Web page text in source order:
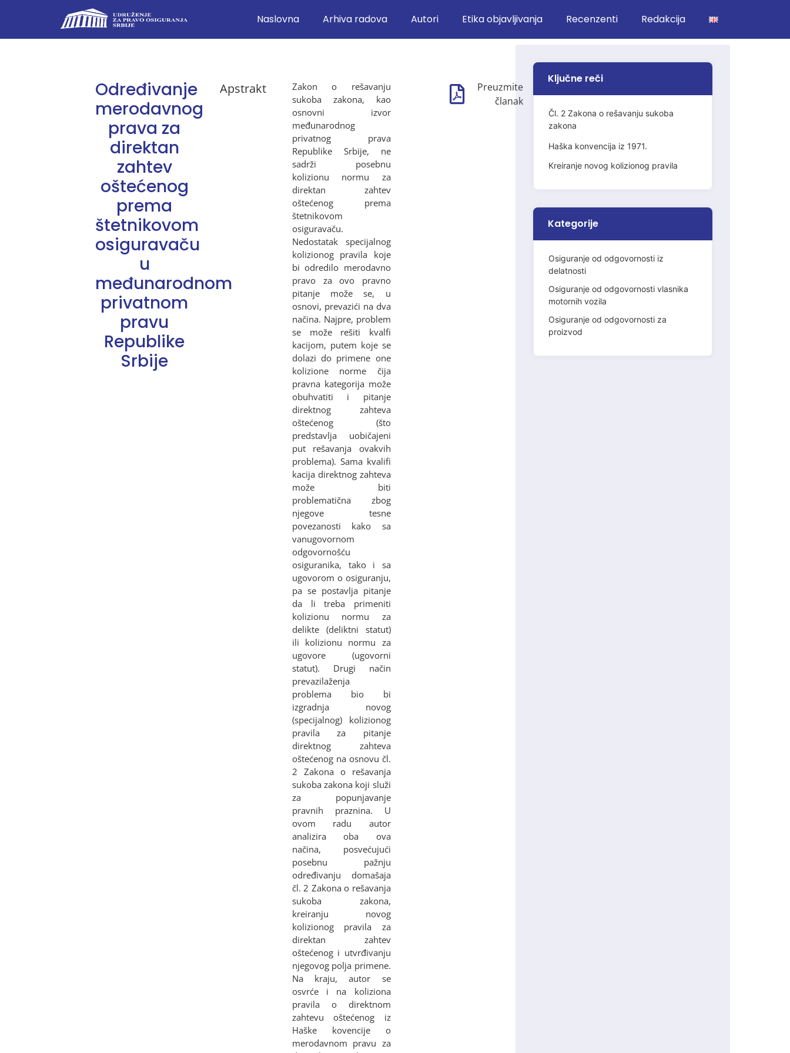
Naslovna Arhiva radova Autori Etika objavljivanja Recenzenti Redakcija
Određivanje
merodavnog
prava za
direktan
zahtev
oštećenog
prema
štetnikovom
osiguravaču
u
međunarodnom
privatnom
pravu
Republike
Srbije
Apstrakt
Zakon o rešavanju
sukoba zakona, kao
osnovni izvor
međunarodnog
privatnog prava
Republike Srbije, ne
sadrži posebnu
kolizionu normu za
direktan zahtev
oštećenog prema
štetnikovom
osiguravaču.
Nedostatak specijalnog
kolizionog pravila koje
bi odredilo merodavno
pravo za ovo pravno
pitanje može se, u
osnovi, prevazići na dva
načina. Najpre, problem
se može rešiti kvalfi
kacijom, putem koje se
dolazi do primene one
kolizione norme čija
pravna kategorija može
obuhvatiti i pitanje
direktnog zahteva
oštećenog (što
predstavlja uobičajeni
put rešavanja ovakvih
problema). Sama kvalifi
kacija direktnog zahteva
može biti
problematična zbog
njegove tesne
povezanosti kako sa
vanugovornom
odgovornošću
osiguranika, tako i sa
ugovorom o osiguranju,
pa se postavlja pitanje
da li treba primeniti
kolizionu normu za
delikte (deliktni statut)
ili kolizionu normu za
ugovore (ugovorni
statut). Drugi način
prevazilaženja
problema bio bi
izgradnja novog
(specijalnog) kolizionog
pravila za pitanje
direktnog zahteva
oštećenog na osnovu čl.
2 Zakona o rešavanja
sukoba zakona koji služi
za popunjavanje
pravnih praznina. U
ovom radu autor
analizira oba ova
načina, posvećujući
posebnu pažnju
određivanju domašaja
čl. 2 Zakona o rešavanja
sukoba zakona,
kreiranju novog
kolizionog pravila za
direktan zahtev
oštećenog i utvrđivanju
njegovog polja primene.
Na kraju, autor se
osvrće i na koliziona
pravila o direktnom
zahtevu oštećenog iz
Haške kovencije o
merodavnom pravu za
Preuzmite
članak
Ključne reči
Čl. 2 Zakona o rešavanju sukoba
zakona
Haška konvencija iz 1971.
Kreiranje novog kolizionog pravila
Kategorije
Osiguranje od odgovornosti iz
delatnosti
Osiguranje od odgovornosti vlasnika
motornih vozila
Osiguranje od odgovornosti za
proizvod